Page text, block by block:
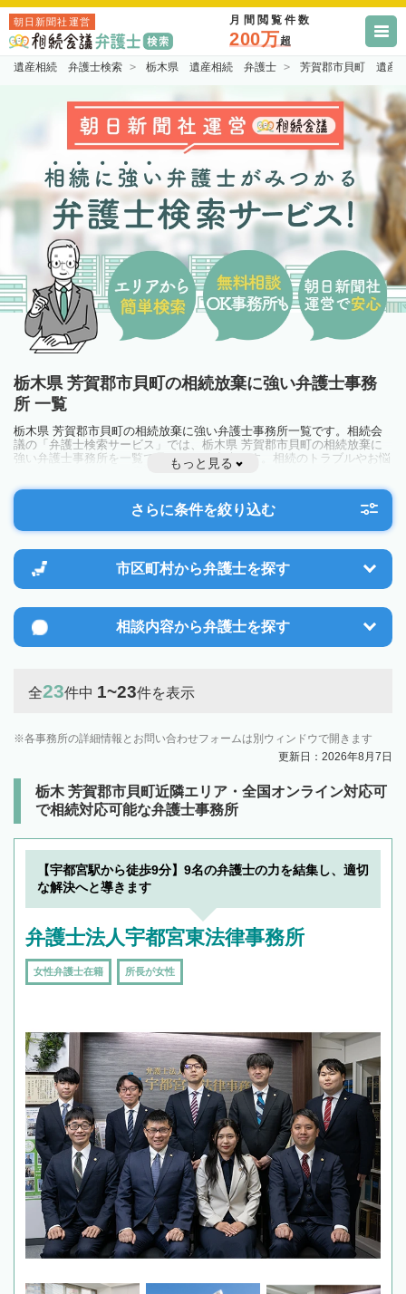
朝日新聞社運営 月間閲覧件数
200万超
遺産相続 弁護士検索 栃木県 遺産相続 弁護士 芳賀郡市貝町 遺産
栃木県 芳賀郡市貝町の相続放棄に強い弁護士事務
所 一覧
栃木県 芳賀郡市貝町の相続放棄に強い弁護士事務所一覧です。相続会
議の「弁護士検索サービス」では、栃木県 芳賀郡市貝町の相続放棄に
強い弁護士事務所を一覧で見ることが出来ます。相続のトラブルやお悩
みを抱えている方は一度近隣の弁護士に相談してみましょう。
もっと見る
さらに条件を絞り込む
市区町村から弁護士を探す
相談内容から弁護士を探す
全23件中 1~23件を表示
各事務所の詳細情報とお問い合わせフォームは別ウィンドウで開きます
更新日：2026年8月7日
栃木 芳賀郡市貝町近隣エリア・全国オンライン対応可
で相続対応可能な弁護士事務所
【宇都宮駅から徒歩9分】9名の弁護士の力を結集し、適切
な解決へと導きます
弁護士法人宇都宮東法律事務所
女性弁護士在籍 所長が女性